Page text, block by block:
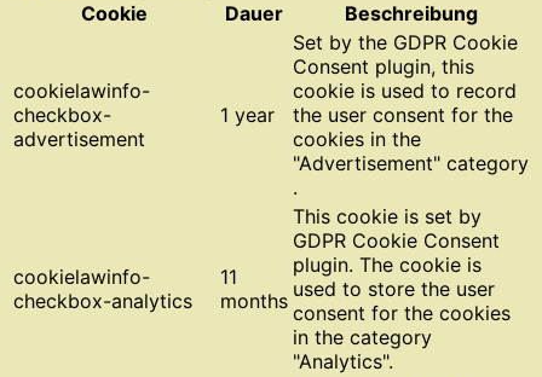
Cookie
Dauer Beschreibung
cookielawinfo-
checkbox-
advertisement
1 year
Set by the GDPR Cookie
Consent plugin, this
cookie is used to record
the user consent for the
cookies in the
"Advertisement" category
.
cookielawinfo-
checkbox-analytics
11
months
This cookie is set by
GDPR Cookie Consent
plugin. The cookie is
used to store the user
consent for the cookies
in the category
"Analytics".